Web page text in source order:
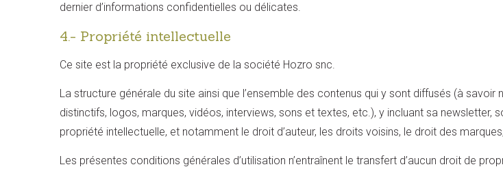
dernier d’informations confidentielles ou délicates.
4.- Propriété intellectuelle
Ce site est la propriété exclusive de la société Hozro snc.
La structure générale du site ainsi que l’ensemble des contenus qui y sont diffusés (à
distinctifs, logos, marques, vidéos, interviews, sons et textes, etc.), y incluant sa
propriété intellectuelle, et notamment le droit d’auteur, les droits voisins, le droit des
Les présentes conditions générales d’utilisation n’entraînent le transfert d’aucun droit de